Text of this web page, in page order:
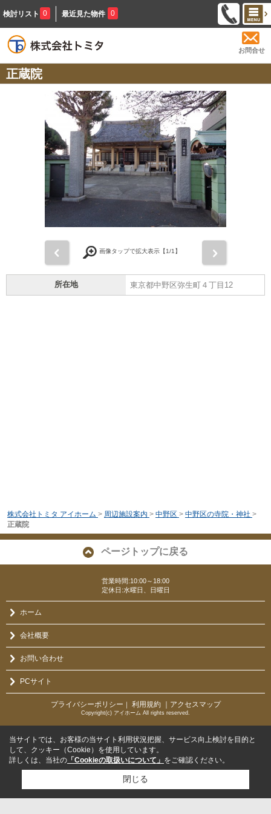
検討リスト 0 最近見た物件 0
お問合せ
正蔵院
画像タップで拡大表示【1/1】
所在地 東京都中野区弥生町４丁目12
株式会社トミタ アイホーム > 周辺施設案内 > 中野区 > 中野区の寺院・神社 >
正蔵院
ページトップに戻る
営業時間:10:00～18:00
定休日:水曜日、日曜日
ホーム
会社概要
お問い合わせ
PCサイト
プライバシーポリシー ｜ 利用規約 ｜アクセスマップ
Copyright(c) アイホーム All rights reserved.
当サイトでは、お客様の当サイト利用状況把握、サービス向上検討を目的と
して、クッキー（Cookie）を使用しています。
詳しくは、当社の 「Cookieの取扱いについて」 をご確認ください。
閉じる